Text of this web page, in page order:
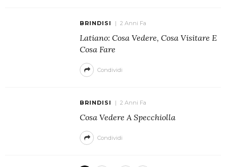
BRINDISI 2 Anni Fa
Latiano: Cosa Vedere, Cosa Visitare E
Cosa Fare
Condividi
BRINDISI 2 Anni Fa
Cosa Vedere A Specchiolla
Condividi